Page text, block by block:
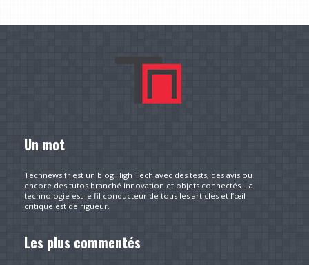
Un mot
Technews.fr est un blog High Tech avec des tests, des avis ou
encore des tutos branché innovation et objets connectés. La
technologie est le fil conducteur de tous les articles et l’œil
critique est de rigueur.
Les plus commentés